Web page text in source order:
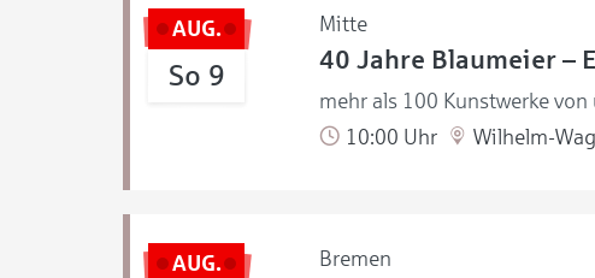
AUG.
So 9
Mitte
40 Jahre Blaumeier –
mehr als 100 Kunstwerke
10:00 Uhr
Wilhelm-
AUG. Bremen